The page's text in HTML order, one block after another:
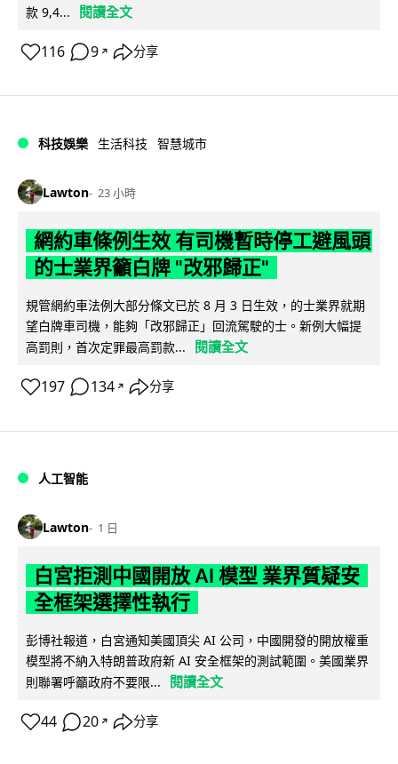
款 9,4... 閱讀全文
116 9 ↗ 分享
科技娛樂 生活科技 智慧城市
Lawton 23 小時
網約車條例生效 有司機暫時停工避風頭
的士業界籲白牌 "改邪歸正"
規管網約車法例大部分條文已於 8 月 3 日生效，的士業界就期
望白牌車司機，能夠「改邪歸正」回流駕駛的士。新例大幅提
高罰則，首次定罪最高罰款...
閱讀全文
197 134 ↗ 分享
人工智能
Lawton 1 日
白宮拒測中國開放 AI 模型 業界質疑安
全框架選擇性執行
彭博社報道，白宮通知美國頂尖 AI 公司，中國開發的開放權重
模型將不納入特朗普政府新 AI 安全框架的測試範圍。美國業界
則聯署呼籲政府不要限...
閱讀全文
44 20 ↗ 分享